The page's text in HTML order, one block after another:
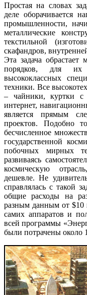
Простая на словах
деле оборачивается
промышленности,
металлические
текстильной
скафандров,
Эта задача обрастает
порядков, для их
высококлассных
техники. Все
– чайники, куртки с
интернет,
является прямым
проектов. Подобно
бесчисленное
государственной
побочных мирных
развиваясь
космическую
дешевле. Не
справлялась с такой
общие расходы на
разным данным от $10
самих аппаратов и
всей программы
были потрачены около